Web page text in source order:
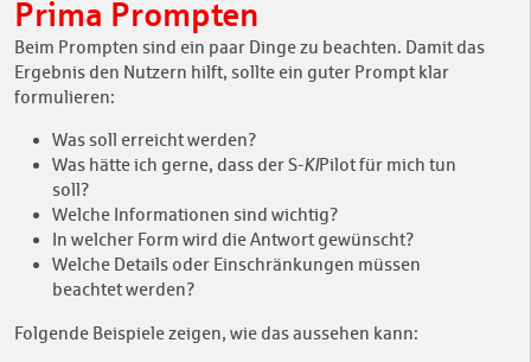
Prima Prompten
Beim Prompten sind ein paar Dinge zu beachten. Damit das
Ergebnis den Nutzern hilft, sollte ein guter Prompt klar
formulieren:
Was soll erreicht werden?
Was hätte ich gerne, dass der S-KIPilot für mich tun
soll?
Welche Informationen sind wichtig?
In welcher Form wird die Antwort gewünscht?
Welche Details oder Einschränkungen müssen
beachtet werden?
Folgende Beispiele zeigen, wie das aussehen kann: